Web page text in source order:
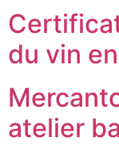
du vin
atelier